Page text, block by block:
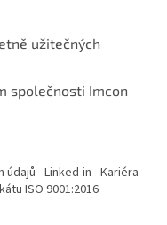
užitečných
společnosti Imcon
údajů Linked-in Kariéra
ISO 9001:2016